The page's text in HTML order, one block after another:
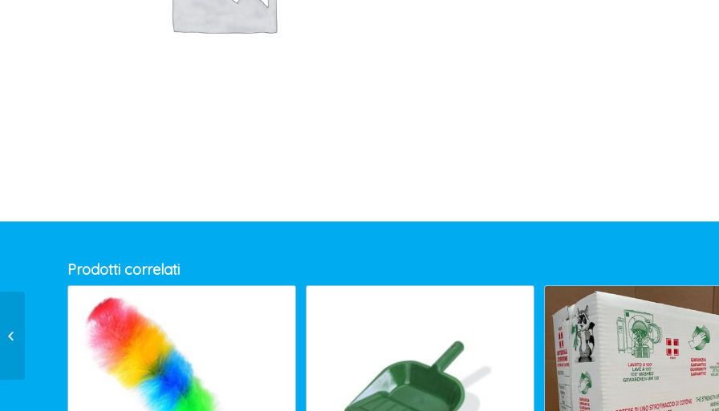
Prodotti correlati
PANTALONE estivo A.V. arancione